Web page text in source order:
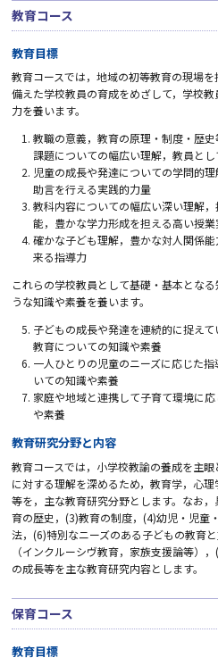
教育コース
教育目標
教育コースでは，地域の初等教育の現場
備えた学校教員の育成をめざして，学校
力を養います。
教職の意義，教育の原理・制度・歴
課題についての幅広い理解，教員と
児童の成長や発達についての学問的
助言を行える実践的力量
教科内容についての幅広い深い理解
能，豊かな学力形成を担える高い授
確かな子ども理解，豊かな対人関係
来る指導力
これらの学校教員として基礎・基本とな
うな知識や素養を養います。
子どもの成長や発達を連続的に捉え
教育についての知識や素養
一人ひとりの児童のニーズに応じた
いての知識や素養
家庭や地域と連携して子育て環境に
や素養
教育研究分野と内容
教育コースでは，小学校教諭の養成を主
に対する理解を深めるため，教育学，心
等を，主な教育研究分野とします。なお
育の歴史，(3)教育の制度，(4)幼児・児童
法，(6)特別なニーズのある子どもの教育
（インクルーシヴ教育，家族支援論等）
の成長等を主な教育研究内容とします。
保育コース
教育目標